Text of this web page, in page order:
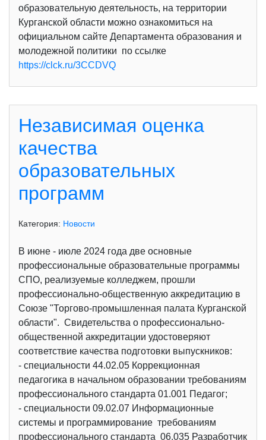
образовательную деятельность, на территории
Курганской области можно ознакомиться на
официальном сайте Департамента образования и
молодежной политики по ссылке
https://clck.ru/3CCDVQ
Независимая оценка
качества
образовательных
программ
Категория: Новости
В июне - июле 2024 года две основные
профессиональные образовательные программы
СПО, реализуемые колледжем, прошли
профессионально-общественную аккредитацию в
Союзе "Торгово-промышленная палата Курганской
области". Свидетельства о профессионально-
общественной аккредитации удостоверяют
соответствие качества подготовки выпускников:
- специальности 44.02.05 Коррекционная
педагогика в начальном образовании требованиям
профессионального стандарта 01.001 Педагог;
- специальности 09.02.07 Информационные
системы и программирование требованиям
профессионального стандарта 06.035 Разработчик